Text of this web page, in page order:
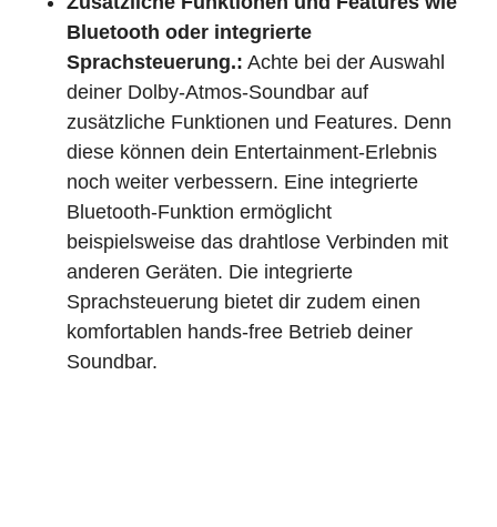
Bluetooth oder integrierte
Sprachsteuerung.: Achte bei der Auswahl
deiner Dolby-Atmos-Soundbar auf
zusätzliche Funktionen und Features. Denn
diese können dein Entertainment-Erlebnis
noch weiter verbessern. Eine integrierte
Bluetooth-Funktion ermöglicht
beispielsweise das drahtlose Verbinden mit
anderen Geräten. Die integrierte
Sprachsteuerung bietet dir zudem einen
komfortablen hands-free Betrieb deiner
Soundbar.